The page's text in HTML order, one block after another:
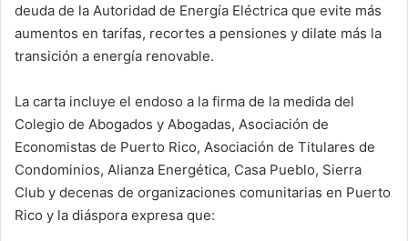
deuda de la Autoridad de Energía Eléctrica que evite más
aumentos en tarifas, recortes a pensiones y dilate más la
transición a energía renovable.
La carta incluye el endoso a la firma de la medida del
Colegio de Abogados y Abogadas, Asociación de
Economistas de Puerto Rico, Asociación de Titulares de
Condominios, Alianza Energética, Casa Pueblo, Sierra
Club y decenas de organizaciones comunitarias en Puerto
Rico y la diáspora expresa que: